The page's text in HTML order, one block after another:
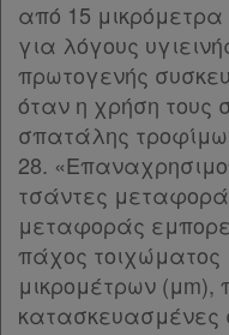
από 15 μικρόμετρα
για λόγους
πρωτογενής
όταν η χρήση
σπατάλης
28.
τσάντες
μεταφοράς
πάχος τοιχώματος
μικρομέτρων (μm),